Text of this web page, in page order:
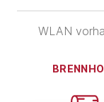
WLAN